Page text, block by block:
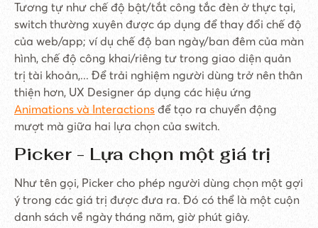
Tương tự như chế độ bật/tắt công tắc đèn ở thực tại,
switch thường xuyên được áp dụng để thay đổi chế độ
của web/app; ví dụ chế độ ban ngày/ban đêm của màn
hình, chế độ công khai/riêng tư trong giao diện quản
trị tài khoản,... Để trải nghiệm người dùng trở nên thân
thiện hơn, UX Designer áp dụng các hiệu ứng
Animations và Interactions để tạo ra chuyển động
mượt mà giữa hai lựa chọn của switch.
Picker - Lựa chọn một giá trị
Như tên gọi, Picker cho phép người dùng chọn một gợi
ý trong các giá trị được đưa ra. Đó có thể là một cuộn
danh sách về ngày tháng năm, giờ phút giây.